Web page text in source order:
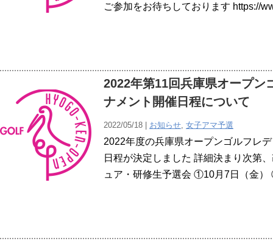
ご参加をお待ちしております https://
2022年第11回兵庫県オープン
ナメント開催日程について
2022/05/18 | お知らせ, 女子アマ予選
2022年度の兵庫県オープンゴルフレ
日程が決定しました 詳細決まり次第
ュア・研修生予選会 ①10月7日（金